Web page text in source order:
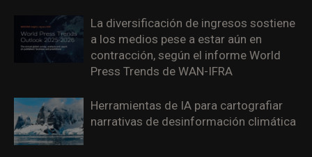
La diversificación de ingresos sostiene
a los medios pese a estar aún en
contracción, según el informe World
Press Trends de WAN-IFRA
Herramientas de IA para cartografiar
narrativas de desinformación climática